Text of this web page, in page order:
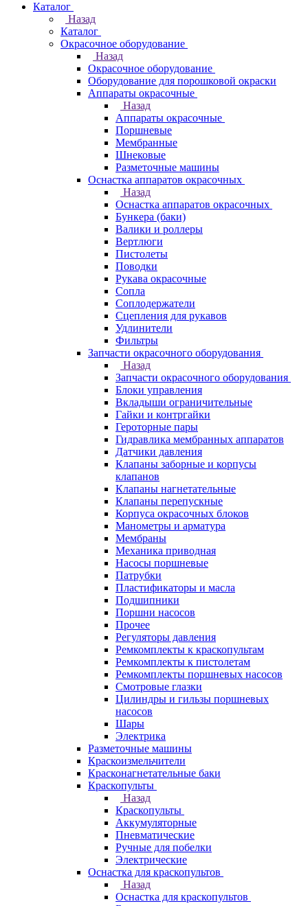
Каталог
Назад
Каталог
Окрасочное оборудование
Назад
Окрасочное оборудование
Оборудование для порошковой окраски
Аппараты окрасочные
Назад
Аппараты окрасочные
Поршневые
Мембранные
Шнековые
Разметочные машины
Оснастка аппаратов окрасочных
Назад
Оснастка аппаратов окрасочных
Бункера (баки)
Валики и роллеры
Вертлюги
Пистолеты
Поводки
Рукава окрасочные
Сопла
Соплодержатели
Сцепления для рукавов
Удлинители
Фильтры
Запчасти окрасочного оборудования
Назад
Запчасти окрасочного оборудования
Блоки управления
Вкладыши ограничительные
Гайки и контргайки
Героторные пары
Гидравлика мембранных аппаратов
Датчики давления
Клапаны заборные и корпусы
клапанов
Клапаны нагнетательные
Клапаны перепускные
Корпуса окрасочных блоков
Манометры и арматура
Мембраны
Механика приводная
Насосы поршневые
Патрубки
Пластификаторы и масла
Подшипники
Поршни насосов
Прочее
Регуляторы давления
Ремкомплекты к краскопультам
Ремкомплекты к пистолетам
Ремкомплекты поршневых насосов
Смотровые глазки
Цилиндры и гильзы поршневых
насосов
Шары
Электрика
Разметочные машины
Краскоизмельчители
Красконагнетательные баки
Краскопульты
Назад
Краскопульты
Аккумуляторные
Пневматические
Ручные для побелки
Электрические
Оснастка для краскопультов
Назад
Оснастка для краскопультов